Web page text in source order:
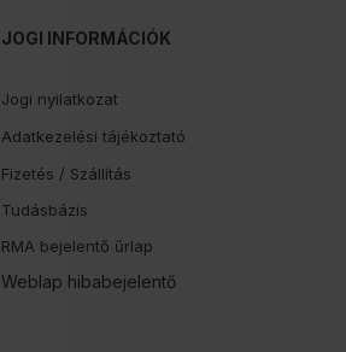
JOGI INFORMÁCIÓK
Jogi nyilatkozat
Adatkezelési tájékoztató
Fizetés / Szállítás
Tudásbázis
RMA bejelentő űrlap
Weblap hibabejelentő